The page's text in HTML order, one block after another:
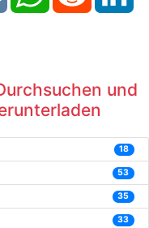
und
18
53
35
33